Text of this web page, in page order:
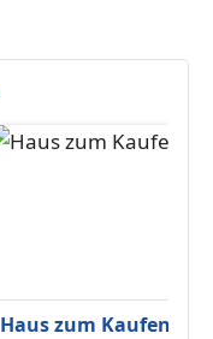
Haus zum Kaufen in